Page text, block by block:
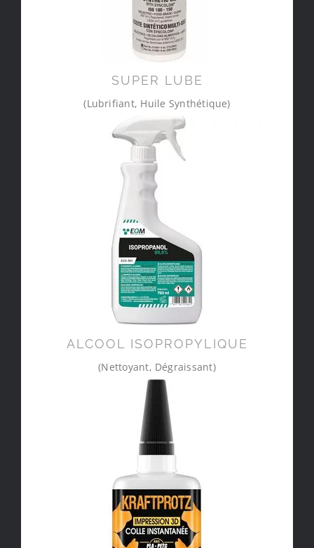
SUPER LUBE
(Lubrifiant, Huile Synthétique)
ALCOOL ISOPROPYLIQUE
(Nettoyant, Dégraissant)